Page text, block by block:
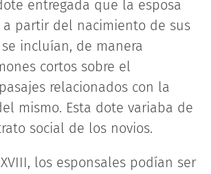
entregada que la esposa
partir del nacimiento de sus
incluían, de manera
cortos sobre el
relacionados con la
mismo. Esta dote variaba de
social de los novios.
los esponsales podían ser